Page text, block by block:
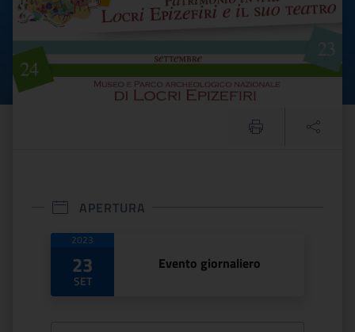
APERTURA
Date di apertura
2023
23
SET
Evento giornaliero